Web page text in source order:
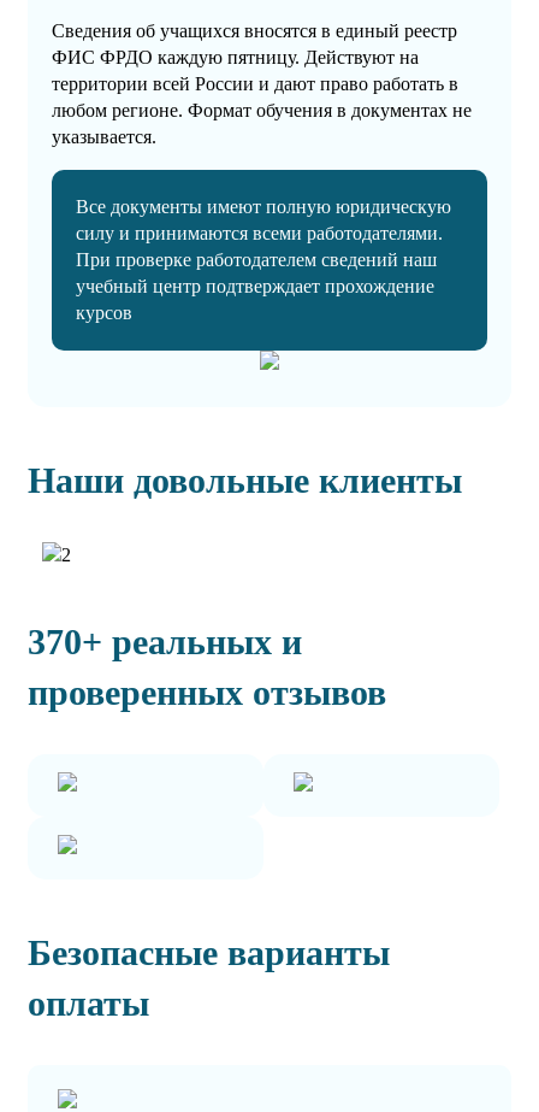
Сведения об учащихся вносятся в единый реестр
ФИС ФРДО каждую пятницу. Действуют на
территории всей России и дают право работать в
любом регионе. Формат обучения в документах не
указывается.
Все документы имеют полную юридическую
силу и принимаются всеми работодателями.
При проверке работодателем сведений наш
учебный центр подтверждает прохождение
курсов
Наши довольные клиенты
370+ реальных и
проверенных отзывов
Безопасные варианты
оплаты